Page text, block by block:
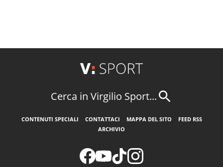
Cerca in Virgilio Sport...
CONTENUTI SPECIALI CONTATTACI MAPPA DEL SITO
FEED RSS
ARCHIVIO